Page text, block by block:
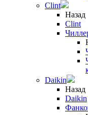
Clint
Назад
Clint
Daikin
Назад
Daikin